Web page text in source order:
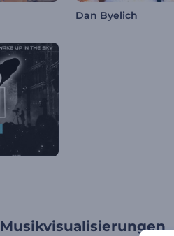
Dan Byelich
Musikvisualisierungen